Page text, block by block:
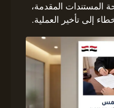
المستندات المقدمة،
إلى تأخير العملية.